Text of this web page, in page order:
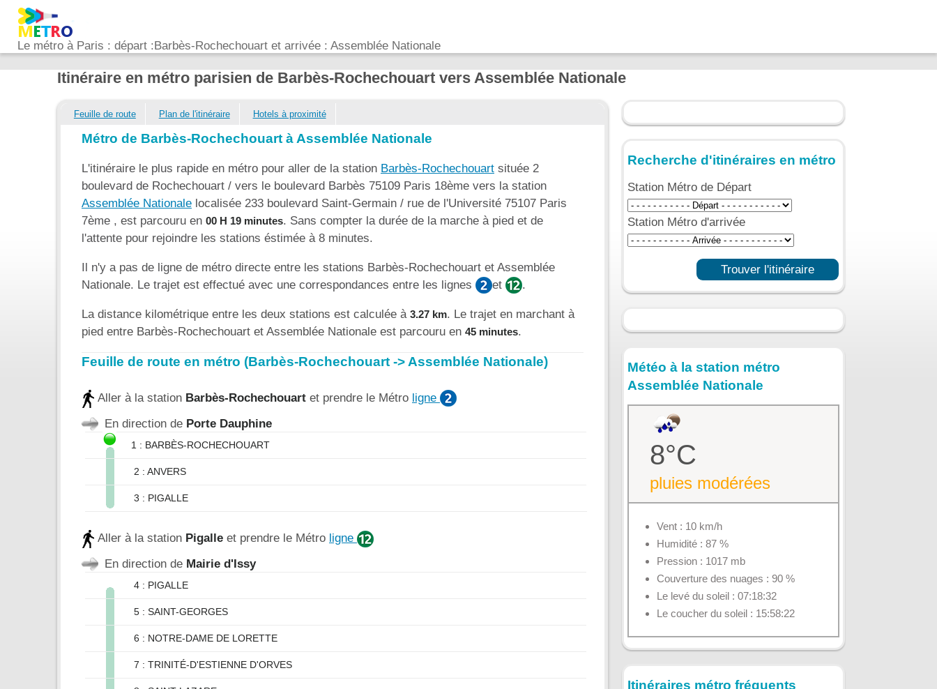
Le métro à Paris : départ :Barbès-Rochechouart et arrivée : Assemblée Nationale
Itinéraire en métro parisien de Barbès-Rochechouart vers Assemblée Nationale
Feuille de route Plan de l'itinéraire Hotels à proximité
Métro de Barbès-Rochechouart à Assemblée Nationale
L'itinéraire le plus rapide en métro pour aller de la station Barbès-Rochechouart située 2
boulevard de Rochechouart / vers le boulevard Barbès 75109 Paris 18ème vers la station
Assemblée Nationale localisée 233 boulevard Saint-Germain / rue de l'Université 75107 Paris
7ème , est parcouru en 00 H 19 minutes. Sans compter la durée de la marche à pied et de
l'attente pour rejoindre les stations éstimée à 8 minutes.
Il n'y a pas de ligne de métro directe entre les stations Barbès-Rochechouart et Assemblée
Nationale. Le trajet est effectué avec une correspondances entre les lignes
et .
La distance kilométrique entre les deux stations est calculée à 3.27 km. Le trajet en marchant à
pied entre Barbès-Rochechouart et Assemblée Nationale est parcouru en 45 minutes.
Feuille de route en métro (Barbès-Rochechouart -> Assemblée Nationale)
Aller à la station Barbès-Rochechouart et prendre le Métro ligne
En direction de Porte Dauphine
1 : BARBÈS-ROCHECHOUART
2 : ANVERS
3 : PIGALLE
Aller à la station Pigalle et prendre le Métro ligne
En direction de Mairie d'Issy
4 : PIGALLE
5 : SAINT-GEORGES
6 : NOTRE-DAME DE LORETTE
7 : TRINITÉ-D'ESTIENNE D'ORVES
Recherche d'itinéraires en métro
Station Métro de Départ
Station Métro d'arrivée
Météo à la station métro
Assemblée Nationale
8°C
pluies modérées
Vent : 10 km/h
Humidité : 87 %
Pression : 1017 mb
Couverture des nuages : 90 %
Le levé du soleil : 07:18:32
Le coucher du soleil : 15:58:22
Itinéraires métro fréquents